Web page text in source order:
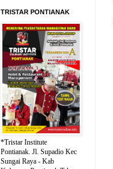
TRISTAR PONTIANAK
*Tristar Institute
Pontianak. Jl. Supadio Kec
Sungai Raya - Kab